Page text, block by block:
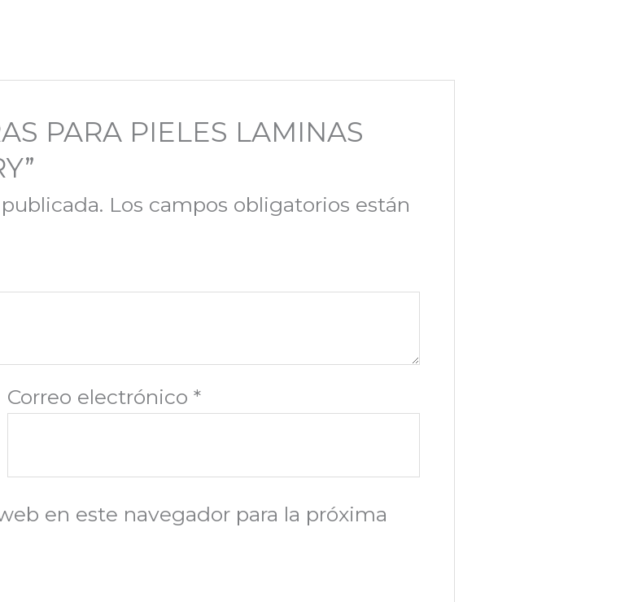
PARA PIELES LAMINAS
Los campos obligatorios están
Correo electrónico*
en este navegador para la próxima